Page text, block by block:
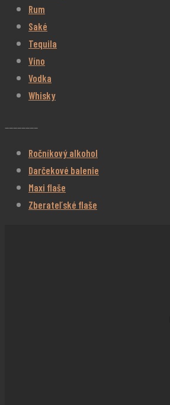
Rum
Saké
Tequila
Víno
Vodka
Whisky
Ročníkový alkohol
Darčekové balenie
Maxi flaše
Zberateľské flaše